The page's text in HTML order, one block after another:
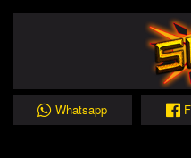
Whatsapp